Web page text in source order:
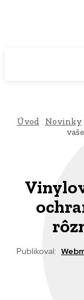
Úvod Novinky
Publikoval: